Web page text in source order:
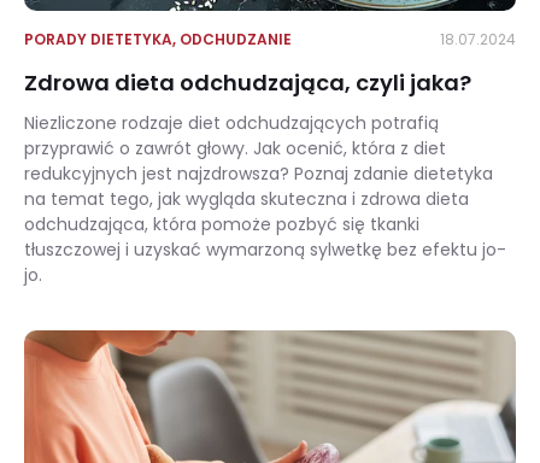
PORADY DIETETYKA, ODCHUDZANIE 18.07.2024
Zdrowa dieta odchudzająca, czyli jaka?
Niezliczone rodzaje diet odchudzających potrafią
przyprawić o zawrót głowy. Jak ocenić, która z diet
redukcyjnych jest najzdrowsza? Poznaj zdanie dietetyka
na temat tego, jak wygląda skuteczna i zdrowa dieta
odchudzająca, która pomoże pozbyć się tkanki
tłuszczowej i uzyskać wymarzoną sylwetkę bez efektu jo-
jo.